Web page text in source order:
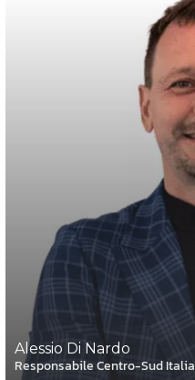
Alessio Di Nardo
Responsabile Centro-Sud Italia